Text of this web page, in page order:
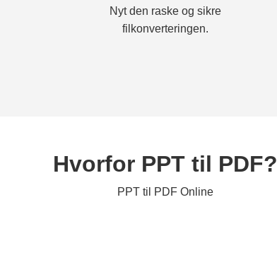
Nyt den raske og sikre
filkonverteringen.
Hvorfor PPT til PDF?
PPT til PDF Online